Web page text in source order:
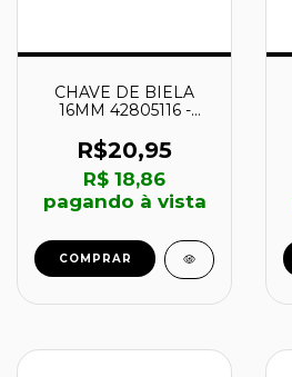
CHAVE DE BIELA
16MM 42805116 -
R$20,95
R$ 18,86
pagando à vista
COMPRAR